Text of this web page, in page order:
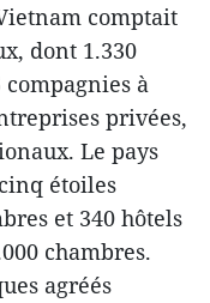
comptait
dont 1.330
à
privées,
Le pays
étoiles
et 340 hôtels
chambres.
agréés